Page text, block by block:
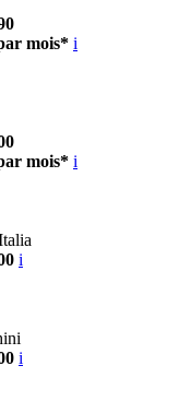
mois* i
mois* i
i
i